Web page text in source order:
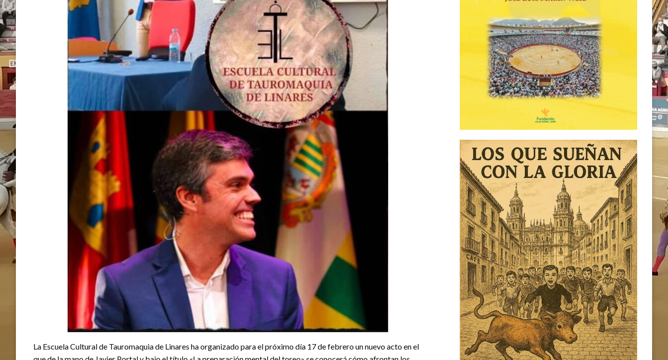
La Escuela Cultural de Tauromaquia de Linares ha organizado para el próximo día 17 de febrero un nuevo acto en el